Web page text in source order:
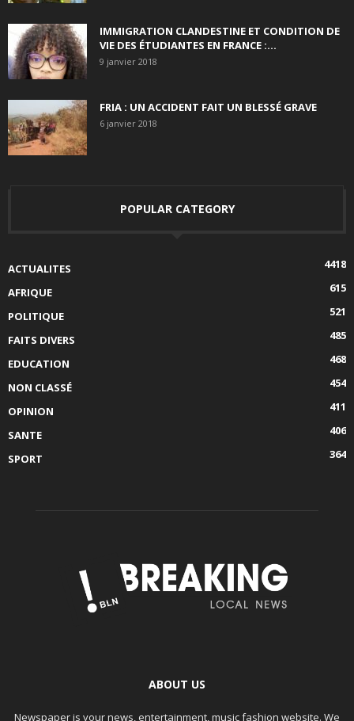
IMMIGRATION CLANDESTINE ET CONDITION DE
VIE DES ÉTUDIANTES EN FRANCE :...
9 janvier 2018
FRIA : UN ACCIDENT FAIT UN BLESSÉ GRAVE
6 janvier 2018
POPULAR CATEGORY
ACTUALITES
4418
AFRIQUE
615
POLITIQUE
521
FAITS DIVERS
485
EDUCATION
468
NON CLASSÉ
454
OPINION
411
SANTE
406
SPORT
364
ABOUT US
Newspaper is your news, entertainment, music fashion website. We